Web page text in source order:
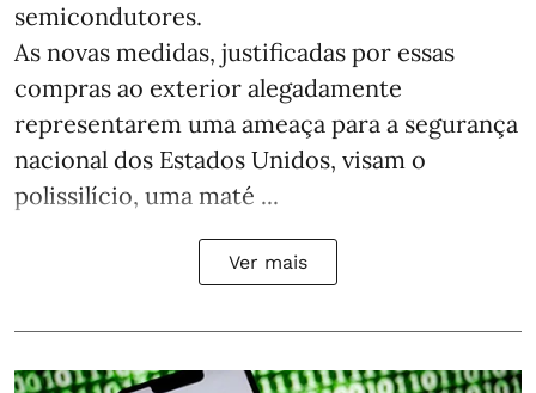
semicondutores.
As novas medidas, justificadas por essas
compras ao exterior alegadamente
representarem uma ameaça para a segurança
nacional dos Estados Unidos, visam o
polissilício, uma maté ...
Ver mais